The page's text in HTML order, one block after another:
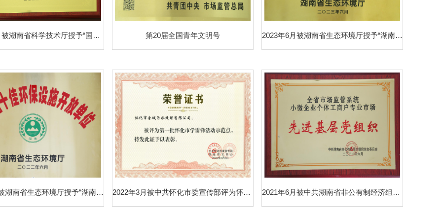
2023年12月被湖南省科学技术厅授予“国家高新技术企业” 第20届全国青年文明号 2023年6月被湖南省生态环境厅授予“湖南省十佳生态环境教育基地”
2022年6月被湖南省生态环境厅授予“湖南省十佳环保设施开放单位” 2022年3月被中共怀化市委宣传部评为怀化市第一批“学雷锋活动示范点”荣誉称号 2021年6月被中共湖南省非公有制经济组织综合委员会评为“先进基层党组织”